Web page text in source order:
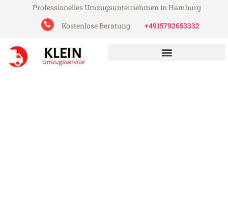
Professionelles Umzugsunternehmen in Hamburg
Kostenlose Beratung:
+4915792653332